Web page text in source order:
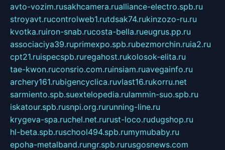
avto-vozim.rusakhcamera.rualliance-electro.spb.ru
stroyavt.rucontrolweb1.rutdsak74.rukinzozo-ru.ru
kvotka.ruiron-snab.rucosta-bella.rueugrus.pp.ru
associaciya39.ruprimexpo.spb.rubezmorchin.ruia2.ru
cpt21.ruispecspb.ruregahost.rukolosok-elita.ru
tae-kwon.ruconsrio.com.ruinsiam.ruavegainfo.ru
archery161.rubigencyclica.ruvlast16.rukorru.net
sarmiento.spb.suextelopedia.rulammin-suo.spb.ru
iskatour.spb.rusnpi.org.rurunning-line.ru
krygeva-spa.ruchel.net.rurust-loco.rudugshop.ru
hl-beta.spb.ruschool494.spb.rumymubaby.ru
epoha-metalband.rungr.spb.rurusgosnews.com